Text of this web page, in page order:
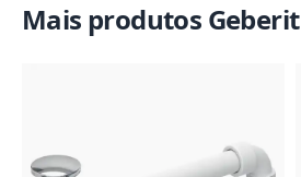
Mais produtos Geberit